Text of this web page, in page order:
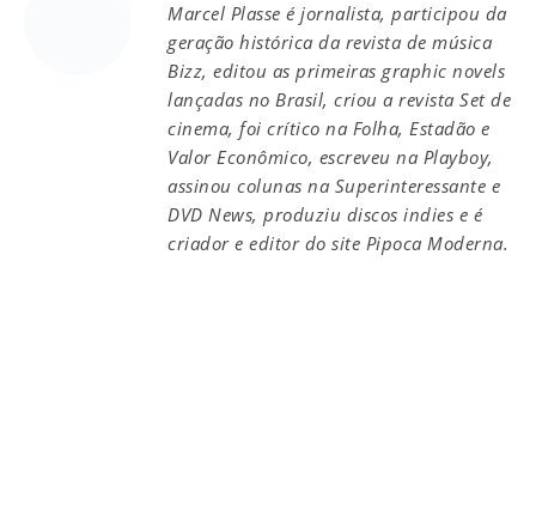
Marcel Plasse é jornalista, participou da
geração histórica da revista de música
Bizz, editou as primeiras graphic novels
lançadas no Brasil, criou a revista Set de
cinema, foi crítico na Folha, Estadão e
Valor Econômico, escreveu na Playboy,
assinou colunas na Superinteressante e
DVD News, produziu discos indies e é
criador e editor do site Pipoca Moderna.